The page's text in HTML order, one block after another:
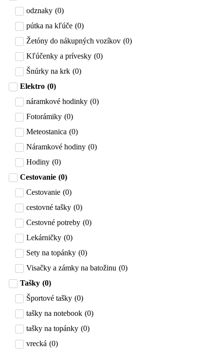
odznaky (0)
pútka na kľúče (0)
Žetóny do nákupných vozíkov (0)
Kľúčenky a prívesky (0)
Šnúrky na krk (0)
Elektro (0)
náramkové hodinky (0)
Fotorámiky (0)
Meteostanica (0)
Náramkové hodiny (0)
Hodiny (0)
Cestovanie (0)
Cestovanie (0)
cestovné tašky (0)
Cestovné potreby (0)
Lekárničky (0)
Sety na topánky (0)
Visačky a zámky na batožinu (0)
Tašky (0)
Športové tašky (0)
tašky na notebook (0)
tašky na topánky (0)
vrecká (0)